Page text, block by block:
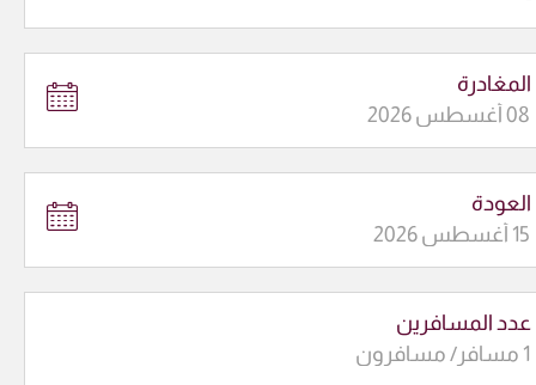
المغادرة
العودة
عدد المسافرين